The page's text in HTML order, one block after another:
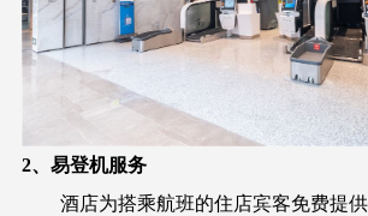
2、易登机服务
酒店为搭乘航班的住店宾客免费提供